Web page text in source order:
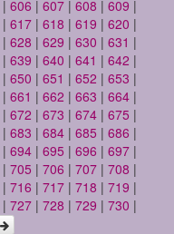
| 606 | 607 | 608 | 609 |
| 617 | 618 | 619 | 620 |
| 628 | 629 | 630 | 631 |
| 639 | 640 | 641 | 642 |
| 650 | 651 | 652 | 653 |
| 661 | 662 | 663 | 664 |
| 672 | 673 | 674 | 675 |
| 683 | 684 | 685 | 686 |
| 694 | 695 | 696 | 697 |
| 705 | 706 | 707 | 708 |
| 716 | 717 | 718 | 719 |
| 727 | 728 | 729 | 730 |